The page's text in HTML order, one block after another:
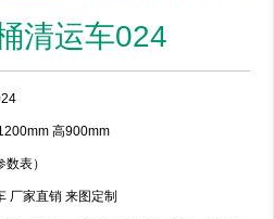
清运车024
高900mm
表）
厂家直销 来图定制